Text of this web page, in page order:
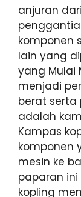
anjuran
komponen
lain yang
yang Mulai
menjadi
berat serta
adalah
Kampas
komponen
mesin ke
paparan
kopling